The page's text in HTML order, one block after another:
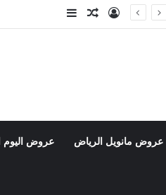
تسجيل الدخول
مقال عشوائي
إضافة عمود
عروض مانويل الرياض عروض اليوم